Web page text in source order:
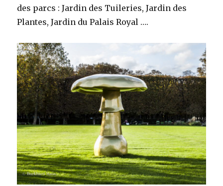
des parcs : Jardin des Tuileries, Jardin des
Plantes, Jardin du Palais Royal ….